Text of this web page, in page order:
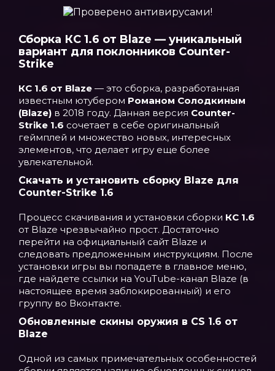
Сборка КС 1.6 от Blaze — уникальный
вариант для поклонников Counter-
Strike
КС 1.6 от Blaze — это сборка, разработанная
известным ютубером Романом Солодкиным
(Blaze) в 2018 году. Данная версия Counter-
Strike 1.6 сочетает в себе оригинальный
геймплей и множество новых, интересных
элементов, что делает игру еще более
увлекательной.
Скачать и установить сборку Blaze для
Counter-Strike 1.6
Процесс скачивания и установки сборки КС 1.6
от Blaze чрезвычайно прост. Достаточно
перейти на официальный сайт Blaze и
следовать предложенным инструкциям. После
установки игры вы попадете в главное меню,
где найдете ссылки на YouTube-канал Blaze (в
настоящее время заблокированный) и его
группу во Вконтакте.
Обновленные скины оружия в CS 1.6 от
Blaze
Одной из самых примечательных особенностей